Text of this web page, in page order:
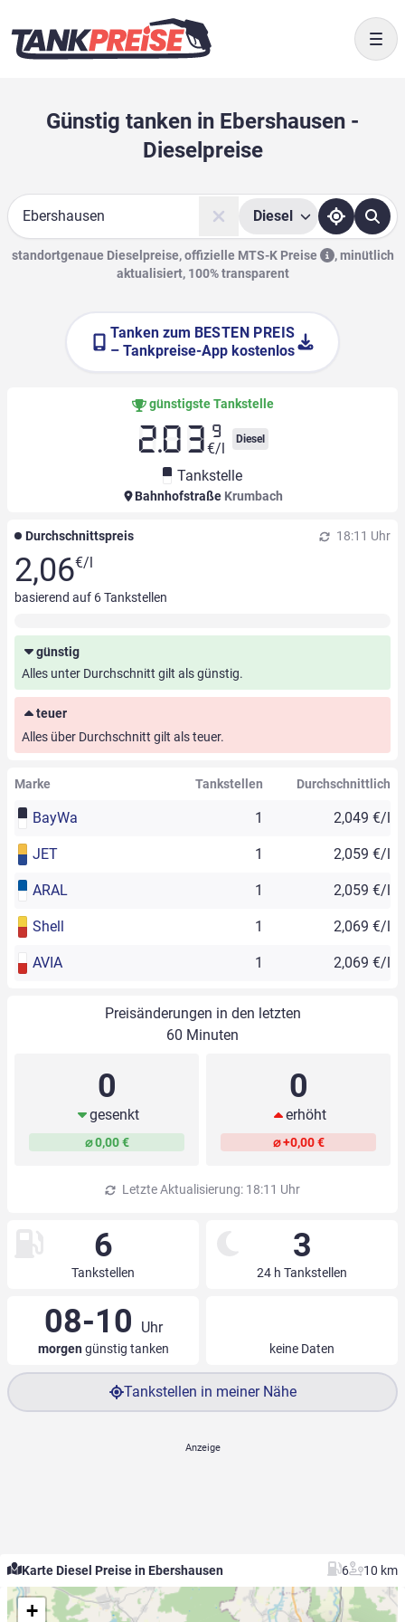
Günstig tanken in Ebershausen -
Dieselpreise
Suche
Diesel
standortgenaue Dieselpreise, offizielle MTS-K Preise ,minütlich
aktualisiert, 100% transparent
Tanken zum BESTEN PREIS
– Tankpreise-App kostenlos
günstigste Tankstelle
2.03 9
€/l
Diesel
Tankstelle
Bahnhofstraße Krumbach
Durchschnittspreis 18:11 Uhr
2,06€/l
basierend auf 6Tankstellen
günstig
Alles unter Durchschnitt gilt als günstig.
teuer
Alles über Durchschnitt gilt als teuer.
Marke Tankstellen Durchschnittlich
BayWa 1 2,049 €/l
JET 1 2,059 €/l
ARAL 1 2,059 €/l
Shell 1 2,069 €/l
AVIA 1 2,069 €/l
Preisänderungen in den letzten
60 Minuten
0
gesenkt
⌀ 0,00 €
0
erhöht
⌀ +0,00 €
Letzte Aktualisierung: 18:11 Uhr
6
Tankstellen
3
24 h Tankstellen
08-10 Uhr
morgengünstig tanken keine Daten
Tankstellen in meiner Nähe
Karte Diesel Preise in Ebershausen 6 10 km
+